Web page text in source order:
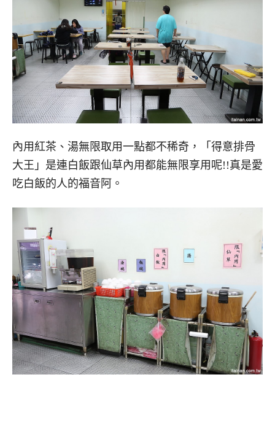
內用紅茶、湯無限取用一點都不稀奇，「得意排骨
大王」是連白飯跟仙草內用都能無限享用呢!!真是愛
吃白飯的人的福音阿。